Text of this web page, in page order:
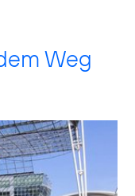
Weg